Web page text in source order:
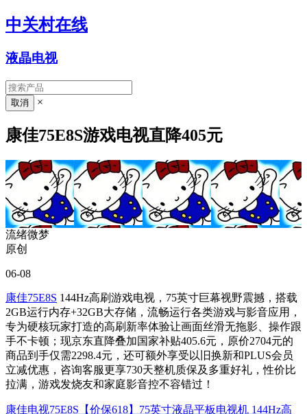
中关村在线
液晶电视
×
康佳75E8S游戏电视直降405元
流绪微梦
原创
06-08
康佳75E8S 144Hz高刷游戏电视，75英寸巨幕视野震撼，搭载
2GB运行内存+32GB大存储，流畅运行各类游戏与影音应用，
专为硬核玩家打造的高刷新率体验让画面丝滑无拖影、操作跟
手不卡顿；现京东直降叠加国家补贴405.6元，原价2704元的
商品到手仅需2298.4元，还可额外享受以旧换新和PLUS会员
立减优惠，咨询客服更享730天整机质保及多重好礼，性价比
拉满，游戏发烧友和家庭影音控不容错过！
康佳电视75E8S【价保618】75英寸液晶平板电视机 144Hz高